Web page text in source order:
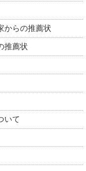
からの推薦状
推薦状
いて